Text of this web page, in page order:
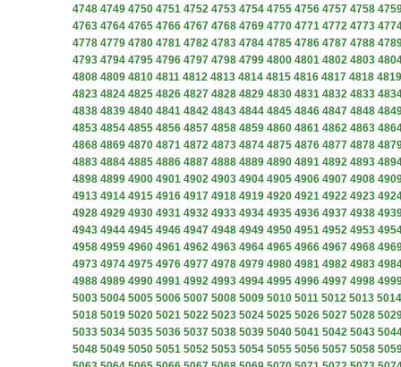
4748 4749 4750 4751 4752 4753 4754 4755 4756 4757 4758
4763 4764 4765 4766 4767 4768 4769 4770 4771 4772 4773
4778 4779 4780 4781 4782 4783 4784 4785 4786 4787 4788
4793 4794 4795 4796 4797 4798 4799 4800 4801 4802 4803
4808 4809 4810 4811 4812 4813 4814 4815 4816 4817 4818 4819
4823 4824 4825 4826 4827 4828 4829 4830 4831 4832 4833
4838 4839 4840 4841 4842 4843 4844 4845 4846 4847 4848
4853 4854 4855 4856 4857 4858 4859 4860 4861 4862 4863
4868 4869 4870 4871 4872 4873 4874 4875 4876 4877 4878
4883 4884 4885 4886 4887 4888 4889 4890 4891 4892 4893
4898 4899 4900 4901 4902 4903 4904 4905 4906 4907 4908
4913 4914 4915 4916 4917 4918 4919 4920 4921 4922 4923
4928 4929 4930 4931 4932 4933 4934 4935 4936 4937 4938
4943 4944 4945 4946 4947 4948 4949 4950 4951 4952 4953
4958 4959 4960 4961 4962 4963 4964 4965 4966 4967 4968
4973 4974 4975 4976 4977 4978 4979 4980 4981 4982 4983
4988 4989 4990 4991 4992 4993 4994 4995 4996 4997 4998
5003 5004 5005 5006 5007 5008 5009 5010 5011 5012 5013 5014
5018 5019 5020 5021 5022 5023 5024 5025 5026 5027 5028
5033 5034 5035 5036 5037 5038 5039 5040 5041 5042 5043
5048 5049 5050 5051 5052 5053 5054 5055 5056 5057 5058